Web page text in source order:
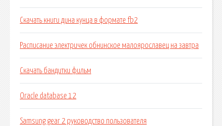
Скачать книги дина кунца в формате fb2
Расписание электричек обнинское малоярославец на завтра
Скачать бандитки фильм
Oracle database 12
Samsung gear 2 руководство пользователя